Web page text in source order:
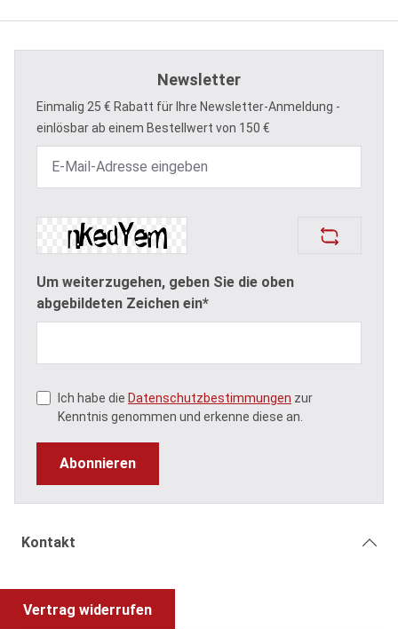
Newsletter
Einmalig 25 € Rabatt für Ihre Newsletter-Anmeldung -
einlösbar ab einem Bestellwert von 150 €
Um weiterzugehen, geben Sie die oben
abgebildeten Zeichen ein*
Ich habe die Datenschutzbestimmungen zur
Kenntnis genommen und erkenne diese an.
Abonnieren
Kontakt
Vertrag widerrufen